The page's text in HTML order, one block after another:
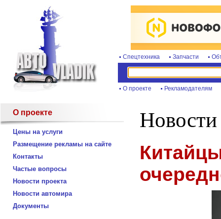
Спецтехника Запчасти
О проекте Рекламодателям
О проекте
Цены на услуги
Размещение рекламы на сайте
Контакты
Частые вопросы
Новости проекта
Новости автомира
Документы
Новости